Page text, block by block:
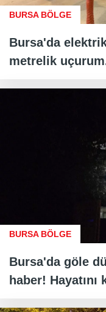
BURSA BÖLGE
Bursa'da
metrelik
BURSA BÖLGE
Bursa'da göle
haber! Hayatını